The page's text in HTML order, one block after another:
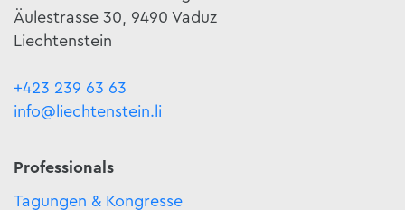
Äulestrasse 30, 9490 Vaduz
Liechtenstein
+423 239 63 63
info@liechtenstein.li
Professionals
Tagungen & Kongresse